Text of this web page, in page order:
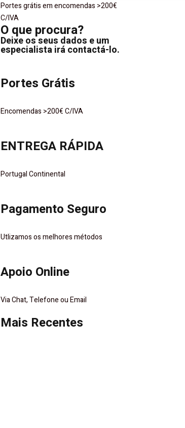
Portes grátis em encomendas >200€
C/IVA
O que procura?
Deixe os seus dados e um
especialista irá contactá-lo.
Portes Grátis
Encomendas >200€ C/IVA
ENTREGA RÁPIDA
Portugal Continental
Pagamento Seguro
Utlizamos os melhores métodos
Apoio Online
Via Chat, Telefone ou Email
Mais Recentes